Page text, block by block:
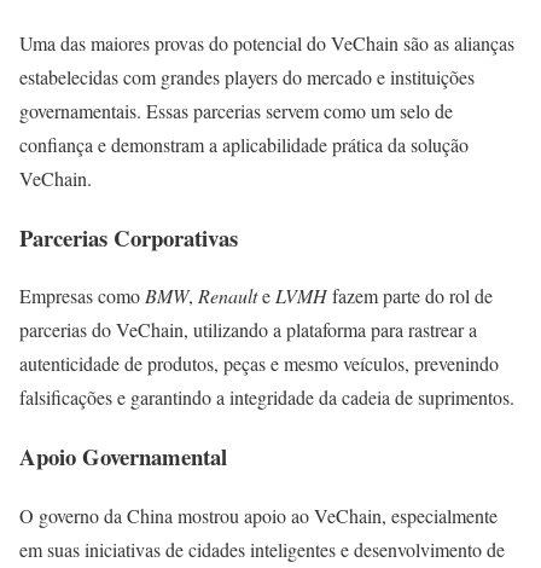
Uma das maiores provas do potencial do VeChain são as alianças
estabelecidas com grandes players do mercado e instituições
governamentais. Essas parcerias servem como um selo de
confiança e demonstram a aplicabilidade prática da solução
VeChain.
Parcerias Corporativas
Empresas comoBMW, RenaulteLVMHfazem parte do rol de
parcerias do VeChain, utilizando a plataforma para rastrear a
autenticidade de produtos, peças e mesmo veículos, prevenindo
falsificações e garantindo a integridade da cadeia de suprimentos.
Apoio Governamental
O governo da China mostrou apoio ao VeChain, especialmente
em suas iniciativas de cidades inteligentes e desenvolvimento de